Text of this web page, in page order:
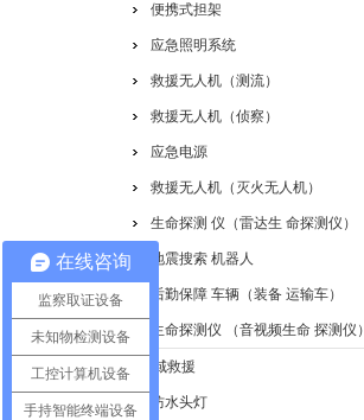
便携式担架
应急照明系统
救援无人机（测流）
救援无人机（侦察）
应急电源
救援无人机（灭火无人机）
生命探测 仪（雷达生 命探测仪）
地震搜索 机器人
后勤保障 车辆（装备 运输车）
生命探测仪 （音视频生命 探测仪）
水域救援
防水头灯
在线咨询
监察取证设备
未知物检测设备
工控计算机设备
手持智能终端设备